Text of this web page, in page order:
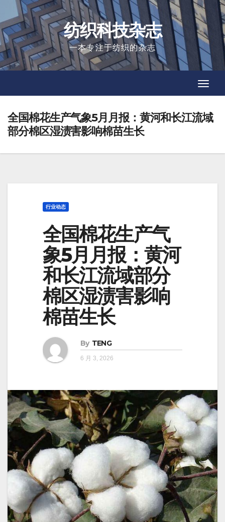
to
content
纺织科技杂志
一本专注于纺织的杂志
全国棉花生产气象5月月报：黄河和长江流域
部分棉区湿渍害影响棉苗生长
行业动态
全国棉花生产气
象5月月报：黄河
和长江流域部分
棉区湿渍害影响
棉苗生长
By TENG
6 月 3, 2026